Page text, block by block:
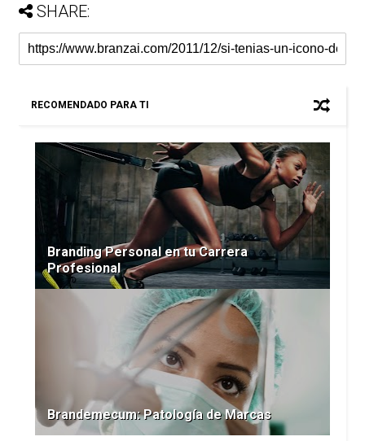
SHARE:
RECOMENDADO PARA TI
Branding Personal en tu Carrera
Profesional
Brandemecum: Patología de Marcas